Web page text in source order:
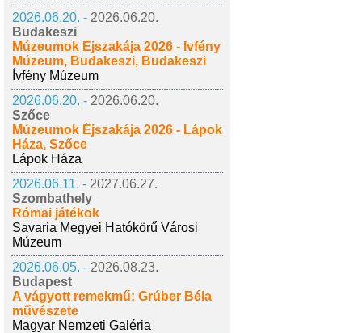
2026.06.20. - 2026.06.20.
Budakeszi
Múzeumok Éjszakája 2026 - Ívfény
Múzeum, Budakeszi, Budakeszi
Ívfény Múzeum
2026.06.20. - 2026.06.20.
Szőce
Múzeumok Éjszakája 2026 - Lápok
Háza, Szőce
Lápok Háza
2026.06.11. - 2027.06.27.
Szombathely
Római játékok
Savaria Megyei Hatókörű Városi
Múzeum
2026.06.05. - 2026.08.23.
Budapest
A vágyott remekmű: Grúber Béla
művészete
Magyar Nemzeti Galéria